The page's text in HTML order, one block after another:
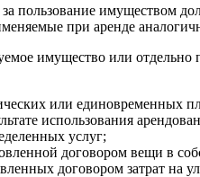
пользование имуществом
при аренде
имущество или
или единовременных
использования
услуг;
договором вещи в
договором затрат на